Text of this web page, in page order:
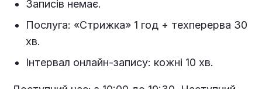
Записів немає.
Послуга: «Стрижка» 1 год + техперерва 30
хв.
Інтервал онлайн-запису: кожні 10 хв.